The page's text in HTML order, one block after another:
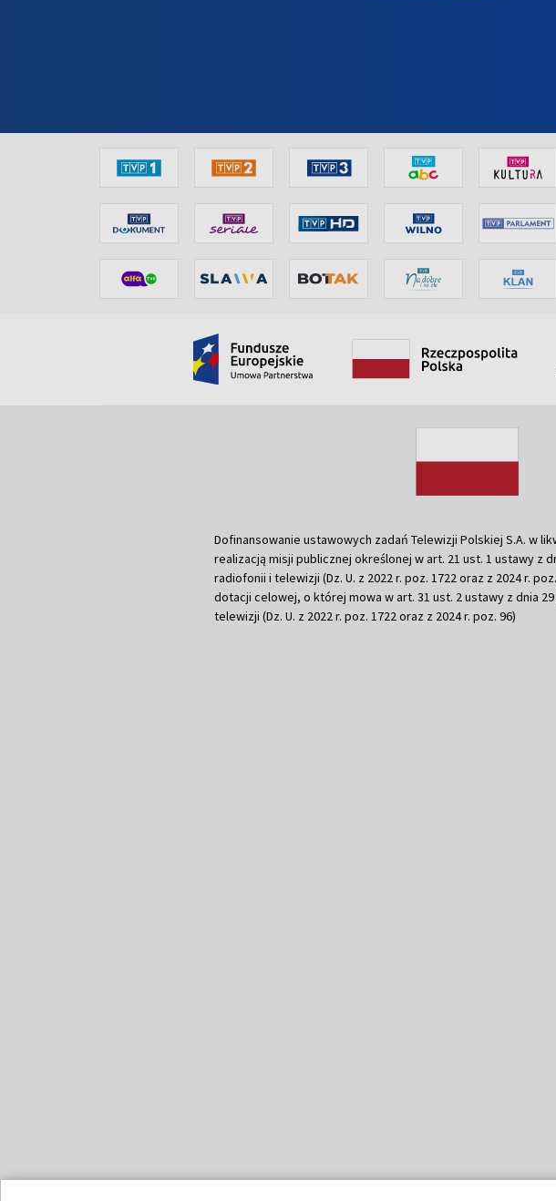
Dofinansowanie ustawowych zadań Telewizji Polskiej S.A. w
realizacją misji publicznej określonej w art. 21 ust. 1 ustawy z
radiofonii i telewizji (Dz. U. z 2022 r. poz. 1722 oraz z 2024 r.
dotacji celowej, o której mowa w art. 31 ust. 2 ustawy z dnia
telewizji (Dz. U. z 2022 r. poz. 1722 oraz z 2024 r. poz. 96)